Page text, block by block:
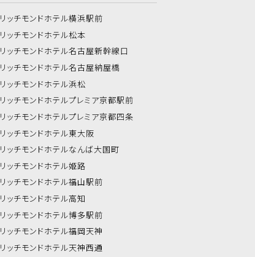
リッチモンドホテル横浜駅前
リッチモンドホテル松本
リッチモンドホテル名古屋新幹線口
リッチモンドホテル名古屋納屋橋
リッチモンドホテル浜松
リッチモンドホテルプレミア京都駅前
リッチモンドホテルプレミア京都四条
リッチモンドホテル東大阪
リッチモンドホテルなんば大国町
リッチモンドホテル姫路
リッチモンドホテル福山駅前
リッチモンドホテル高知
リッチモンドホテル博多駅前
リッチモンドホテル福岡天神
リッチモンドホテル天神西通